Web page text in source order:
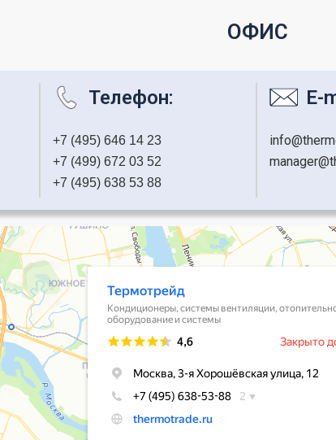
ОФИС
Телефон:
+7 (495) 646 14 23
+7 (499) 672 03 52
+7 (495) 638 53 88
E-